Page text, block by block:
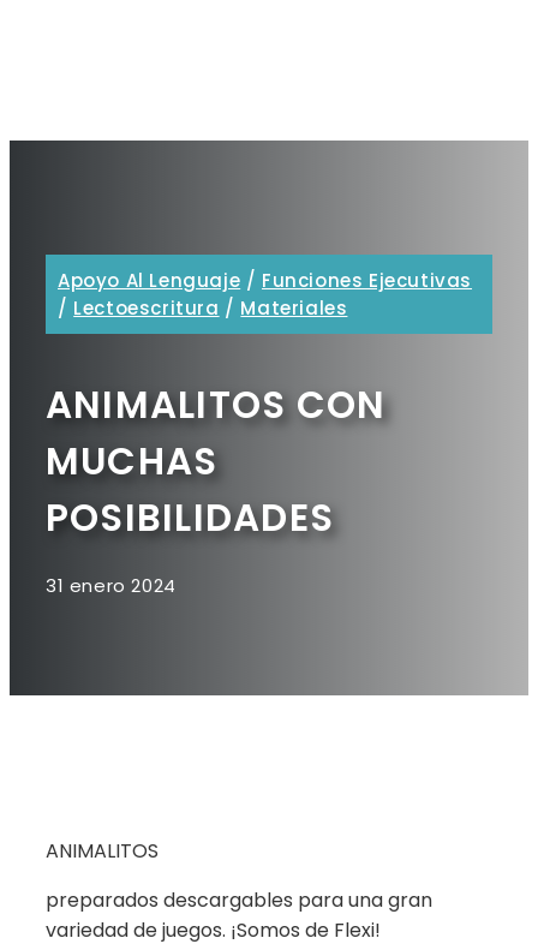
Apoyo Al Lenguaje / Funciones Ejecutivas
/ Lectoescritura / Materiales
ANIMALITOS CON
MUCHAS
POSIBILIDADES
31 enero 2024
ANIMALITOS
preparados descargables para una gran
variedad de juegos. ¡Somos de Flexi!